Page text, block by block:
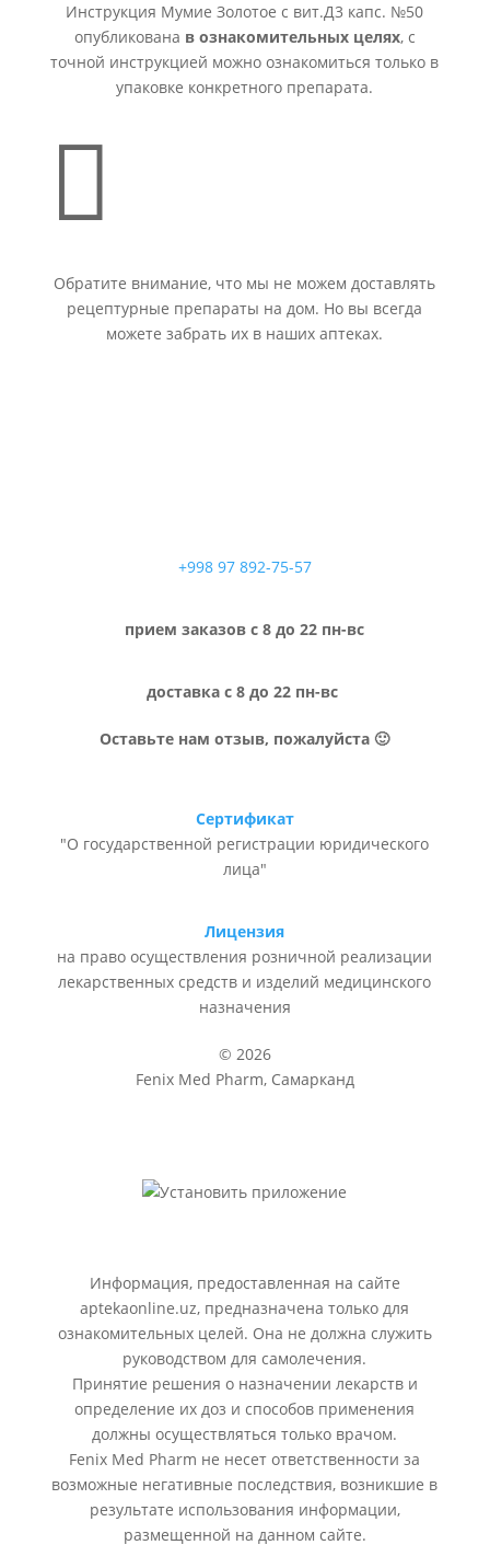
Инструкция Мумие Золотое с вит.Д3 капс. №50
опубликована в ознакомительных целях, с
точной инструкцией можно ознакомиться только в
упаковке конкретного препарата.

Обратите внимание, что мы не можем доставлять
рецептурные препараты на дом. Но вы всегда
можете забрать их в наших аптеках.
+998 97 892-75-57
прием заказов с 8 до 22 пн-вс
доставка с 8 до 22 пн-вс
Оставьте нам отзыв, пожалуйста 🙂
Сертификат
"О государственной регистрации юридического
лица"
Лицензия
на право осуществления розничной реализации
лекарственных средств и изделий медицинского
назначения
© 2026
Fenix Med Pharm, Самарканд
Информация, предоставленная на сайте
aptekaonline.uz, предназначена только для
ознакомительных целей. Она не должна служить
руководством для самолечения.
Принятие решения о назначении лекарств и
определение их доз и способов применения
должны осуществляться только врачом.
Fenix Med Pharm не несет ответственности за
возможные негативные последствия, возникшие в
результате использования информации,
размещенной на данном сайте.